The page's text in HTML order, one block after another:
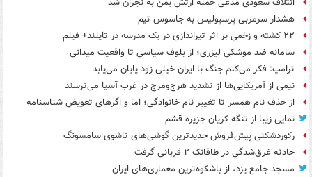
هشدار سرمربی پرسپولیس به جاسوس تیم
۲۲ کشته و زخمی بر اثر تیراندازی در یک مدرسه در تایلند+ فیلم
سامانه ضد موشکی لیزری؛ از بلوف سیاسی تا واقعیت میدانی
ترامپ: فکر می‌کنم جنگ با ایران خیلی زود پایان می‌یابد
نیمی از آمریکایی‌ها از تشدید هرج‌ومرج در غرب آسیا می‌ترسند
از حذف نام همسر تا تغییر نام خانوادگی؛ اما و اگرهای تعویض شناسنامه
نمایی زیبا از تنگه کریان جزیره قشم
رکوردشکنی پیش‌فروش جدیدترین گوشی‌های تاشوی سامسونگ
حادثه غرق‌شدگی در طاقانک ۲ قربانی گرفت
مسجد جامع یزد، از باشکوه‌ترین معماری‌های ایران